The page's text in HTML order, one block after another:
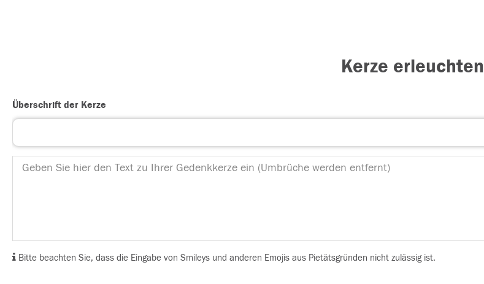
Kerze erleuchten
Überschrift der Kerze
Bitte beachten Sie, dass die Eingabe von Smileys und anderen Emojis aus Pietätsgründen nicht zulässig ist.